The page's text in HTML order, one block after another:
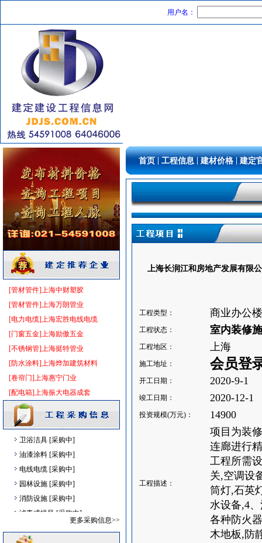
用户名：
[管材管件]上海中财塑胶
[管材管件]上海万朗管业
[电力电缆]上海宏胜电线电缆
[门窗五金]上海励傲五金
[不锈钢管]上海挺特管业
[防水涂料]上海烨加建筑材料
[卷帘门]上海惠宁门业
[配电箱]上海振大电器成套
防水防腐 [采购中]
书桌家具景观绿化 [采购中]
装饰石材 [采购中]
油漆涂料 [采购中]
卫生洁具 [采购中]
管材管件 [采购中]
吸顶灯 [采购中]
消防火警 [采购中]
外墙装饰
[采购中]
二头隔栅射灯 [采购中]
pvc-u排水管 [采购中]
成品楼梯 [采购中]
管材管件 [采购中]
消防水泵接合器
仪器仪表 [采购中]
8 [采购中]
阀门组件 [采购中]
电梯空调系统 [采购中]
消防器材 [采购中]
外墙装饰 [采购中]
墙地面砖 [采购中]
门窗玻璃 [采购中]
客梯
室内给排水 [采购中]
卫浴洁具 [采购中]
油漆涂料 [采购中]
电线电缆 [采购中]
园林设施 [采购中]
消防设施 [采购中]
滤毒式排风 [采购中]
[采购中]
保温隔音材料
更多采购信息>>
首页 工程信息 建材价格 建定
上海长润江和房地产发展有限
工程类型： 商业办公楼
工程状态： 室内装修
工程地区： 上海
施工地址： 会员登
开工日期： 2020-9-1
竣工日期： 2020-12-1
投资规模(万元)： 14900
工程描述：
项目为装
连廊进行
工程所需
关,空调设
筒灯,石英
水设备,4
各种防火
木地板,防